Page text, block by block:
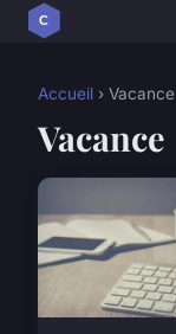
Accueil › Vacance
Vacance